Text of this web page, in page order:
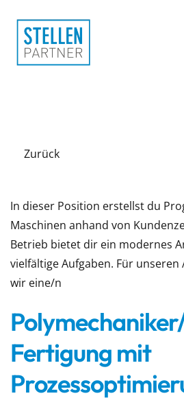
Zurück
In dieser Position erstellst du
Maschinen anhand von
Betrieb bietet dir ein modernes
vielfältige Aufgaben. Für
wir eine/n
Fertigung mit